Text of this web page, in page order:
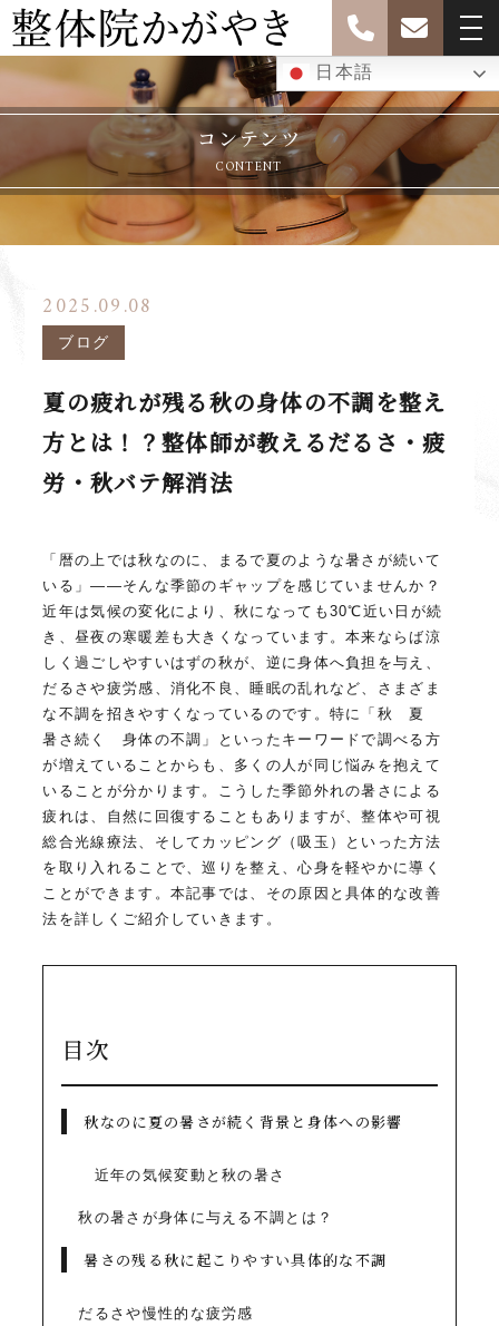
日本語
コンテンツ
CONTENT
2025.09.08
ブログ
夏の疲れが残る秋の身体の不調を整え
方とは！？整体師が教えるだるさ・疲
労・秋バテ解消法
「暦の上では秋なのに、まるで夏のような暑さが続いて
いる」——そんな季節のギャップを感じていませんか？
近年は気候の変化により、秋になっても30℃近い日が続
き、昼夜の寒暖差も大きくなっています。本来ならば涼
しく過ごしやすいはずの秋が、逆に身体へ負担を与え、
だるさや疲労感、消化不良、睡眠の乱れなど、さまざま
な不調を招きやすくなっているのです。特に「秋 夏
暑さ続く 身体の不調」といったキーワードで調べる方
が増えていることからも、多くの人が同じ悩みを抱えて
いることが分かります。こうした季節外れの暑さによる
疲れは、自然に回復することもありますが、整体や可視
総合光線療法、そしてカッピング（吸玉）といった方法
を取り入れることで、巡りを整え、心身を軽やかに導く
ことができます。本記事では、その原因と具体的な改善
法を詳しくご紹介していきます。
目次
秋なのに夏の暑さが続く背景と身体への影響
近年の気候変動と秋の暑さ
秋の暑さが身体に与える不調とは？
暑さの残る秋に起こりやすい具体的な不調
だるさや慢性的な疲労感